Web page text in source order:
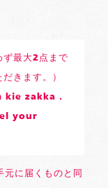
最大2点まで
きます。）
kie zakka .
your
に届くものと同